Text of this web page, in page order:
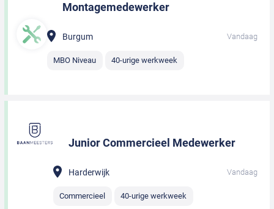
Montagemedewerker
Burgum Vandaag
MBO Niveau 40-urige werkweek
Junior Commercieel Medewerker
Harderwijk Vandaag
Commercieel 40-urige werkweek